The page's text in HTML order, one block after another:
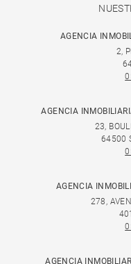
AGENCIA
2,
AGENCIA
23,
64500
AGENCIA
278,
AGENCIA